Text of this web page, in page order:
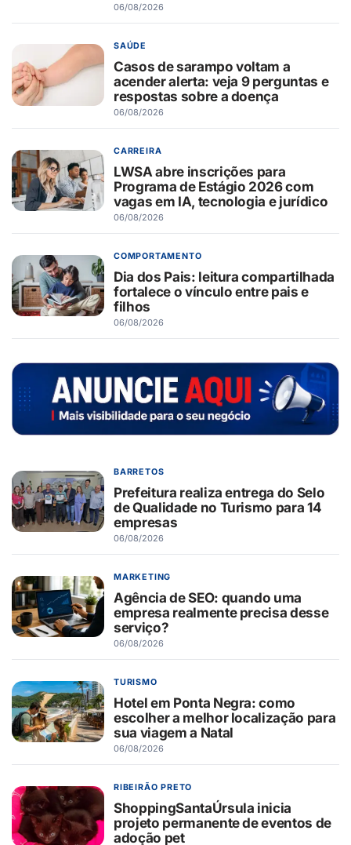
06/08/2026
SAÚDE
Casos de sarampo voltam a
acender alerta: veja 9 perguntas e
respostas sobre a doença
06/08/2026
CARREIRA
LWSA abre inscrições para
Programa de Estágio 2026 com
vagas em IA, tecnologia e jurídico
06/08/2026
COMPORTAMENTO
Dia dos Pais: leitura compartilhada
fortalece o vínculo entre pais e
filhos
06/08/2026
BARRETOS
Prefeitura realiza entrega do Selo
de Qualidade no Turismo para 14
empresas
06/08/2026
MARKETING
Agência de SEO: quando uma
empresa realmente precisa desse
serviço?
06/08/2026
TURISMO
Hotel em Ponta Negra: como
escolher a melhor localização para
sua viagem a Natal
06/08/2026
RIBEIRÃO PRETO
ShoppingSantaÚrsula inicia
projeto permanente de eventos de
adoção pet